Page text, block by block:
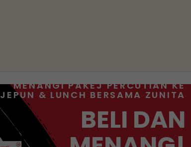
MENANGI PAKEJ PERCUTIAN KE
JEPUN & LUNCH BERSAMA ZUNITA
BELI DAN